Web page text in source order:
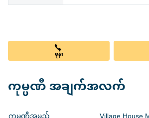
ဖုန်း
ကုမ္ပဏီ အချက်အလက်